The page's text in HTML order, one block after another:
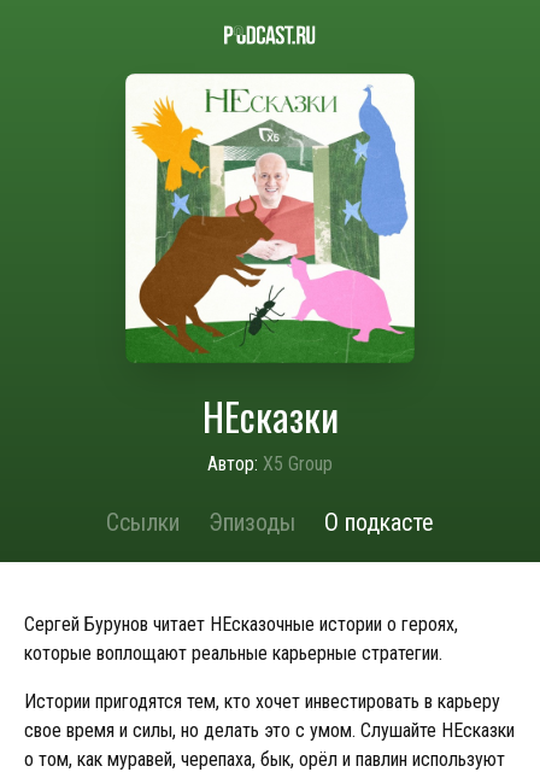
НЕсказки
Автор: X5 Group
Ссылки Эпизоды О подкасте
Сергей Бурунов читает НЕсказочные истории о героях,
которые воплощают реальные карьерные стратегии.
Истории пригодятся тем, кто хочет инвестировать в карьеру
свое время и силы, но делать это с умом. Слушайте НЕсказки
о том, как муравей, черепаха, бык, орёл и павлин используют